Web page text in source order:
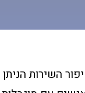
השירות